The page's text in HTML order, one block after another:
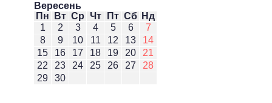
Вересень
Пн
Вт Ср Чт Пт Сб Нд
1
2 3 4 5 6
7
8
9 10 11 12 13
14
15
16 17 18 19 20
21
22
23 24 25 26 27
28
29
30